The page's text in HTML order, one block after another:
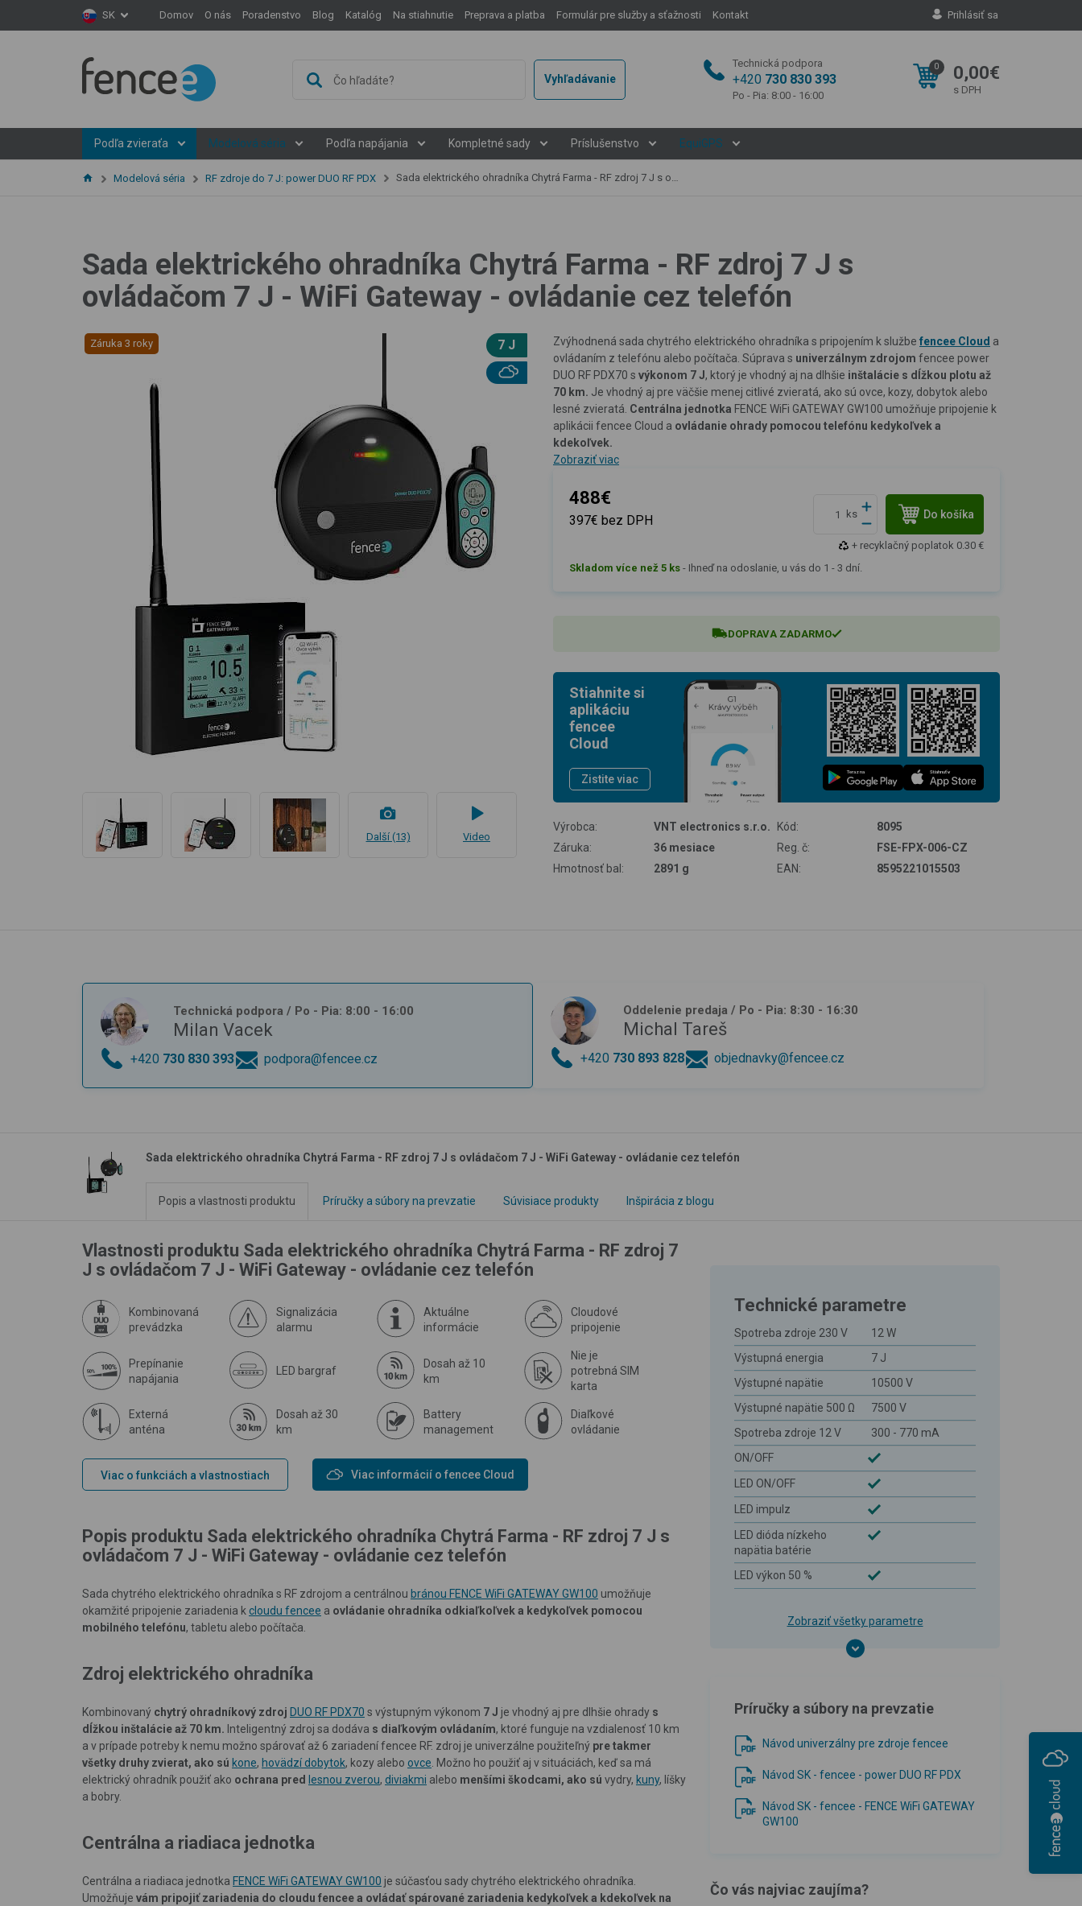
SK Domov O nás Poradenstvo Blog Katalóg Na stiahnutie Preprava a platba Formulár pre služby a sťažnosti Kontakt Prihlásiť sa
Vyhľadávanie
Technická podpora
+420 730 830 393
Po - Pia: 8:00 - 16:00
0 0,00€
s DPH
Podľa zvieraťa Modelová séria Podľa napájania Kompletné sady Príslušenstvo EquiGPS
Modelová séria RF zdroje do 7 J: power DUO RF PDX Sada elektrického ohradníka Chytrá Farma - RF zdroj 7 J s ovládačom 7 J - WiFi Gateway - ovládanie cez telefón
Sada elektrického ohradníka Chytrá Farma - RF zdroj 7 J s
ovládačom 7 J - WiFi Gateway - ovládanie cez telefón
Záruka 3 roky 7 J
Další (13) Video
Zvýhodnená sada chytrého elektrického ohradníka s pripojením k službe fencee Cloud a
ovládaním z telefónu alebo počítača. Súprava s univerzálnym zdrojom fencee power
DUO RF PDX70 s výkonom 7 J, ktorý je vhodný aj na dlhšie inštalácie s dĺžkou plotu až
70 km. Je vhodný aj pre väčšie menej citlivé zvieratá, ako sú ovce, kozy, dobytok alebo
lesné zvieratá. Centrálna jednotka FENCE WiFi GATEWAY GW100 umožňuje pripojenie k
aplikácii fencee Cloud a ovládanie ohrady pomocou telefónu kedykoľvek a
kdekoľvek.
Zobraziť viac
488€
397€ bez DPH ks Do košíka
+ recyklačný poplatok 0.30 €
Skladom více než 5 ks - Ihneď na odoslanie, u vás do 1 - 3 dní.
DOPRAVA ZADARMO
Stiahnite si
aplikáciu
fencee
Cloud
Zistite viac
Teraz na Stiahnuť v
Výrobca: VNT electronics s.r.o. Kód:
8095
Záruka:
36 mesiace Reg. č:
FSE-FPX-006-CZ
Hmotnosť bal:
2891 g EAN: 8595221015503
Technická podpora / Po - Pia: 8:00 - 16:00
Milan Vacek
+420 730 830 393 podpora@fencee.cz
Oddelenie predaja / Po - Pia: 8:30 - 16:30
Michal Tareš
+420 730 893 828 objednavky@fencee.cz
Sada elektrického ohradníka Chytrá Farma - RF zdroj 7 J s ovládačom 7 J - WiFi Gateway - ovládanie cez telefón
Popis a vlastnosti produktu Príručky a súbory na prevzatie Súvisiace produkty Inšpirácia z blogu
Vlastnosti produktu Sada elektrického ohradníka Chytrá Farma - RF zdroj 7
J s ovládačom 7 J - WiFi Gateway - ovládanie cez telefón
Kombinovaná
prevádzka
Signalizácia
alarmu
Aktuálne
informácie
Cloudové
pripojenie
Prepínanie
napájania
LED bargraf
Dosah až 10
km
Nie je
potrebná SIM
karta
Externá
anténa
Dosah až 30
km
Battery
management
Diaľkové
ovládanie
Viac informácií o fencee Cloud
Viac o funkciách a vlastnostiach
Popis produktu Sada elektrického ohradníka Chytrá Farma - RF zdroj 7 J s
ovládačom 7 J - WiFi Gateway - ovládanie cez telefón
Sada chytrého elektrického ohradníka s RF zdrojom a centrálnou bránou FENCE WiFi GATEWAY GW100 umožňuje
okamžité pripojenie zariadenia k cloudu fencee a ovládanie ohradníka odkiaľkoľvek a kedykoľvek pomocou
mobilného telefónu, tabletu alebo počítača.
Zdroj elektrického ohradníka
Kombinovaný chytrý ohradníkový zdroj DUO RF PDX70 s výstupným výkonom 7 J je vhodný aj pre dlhšie ohrady s
dĺžkou inštalácie až 70 km. Inteligentný zdroj sa dodáva s diaľkovým ovládaním, ktoré funguje na vzdialenosť 10 km
a v prípade potreby k nemu možno spárovať až 6 zariadení fencee RF. zdroj je univerzálne použiteľný pre takmer
všetky druhy zvierat, ako sú kone, hovädzí dobytok, kozy alebo ovce . Možno ho použiť aj v situáciách, keď sa má
elektrický ohradník použiť ako ochrana pred lesnou zverou, diviakmi alebo menšími škodcami, ako sú vydry, kuny, líšky
a bobry.
Centrálna a riadiaca jednotka
Centrálna a riadiaca jednotka FENCE WiFi GATEWAY GW100 je súčasťou sady chytrého elektrického ohradníka.
Umožňuje vám pripojiť zariadenia do cloudu fencee a ovládať spárované zariadenia kedykoľvek a kdekoľvek na
Technické parametre
Spotreba zdroje 230 V
12 W
Výstupná energia
7 J
Výstupné napätie
10500 V
Výstupné napätie 500 Ω
7500 V
Spotreba zdroje 12 V
300 - 770 mA
ON/OFF
LED ON/OFF
LED impulz
LED dióda nízkeho
napätia batérie
LED výkon 50 %
Zobraziť všetky parametre
Príručky a súbory na prevzatie
Návod univerzálny pre zdroje fencee
Návod SK - fencee - power DUO RF PDX
Návod SK - fencee - FENCE WiFi GATEWAY
GW100
Čo vás najviac zaujíma?